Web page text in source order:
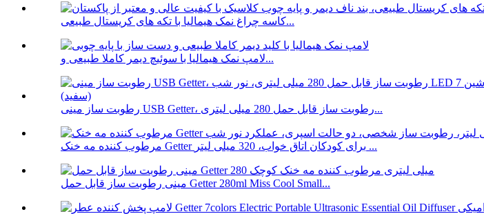
کاسه چراغ نمک هیمالیا با تکه های کریستال طبیعی...
لامپ نمک هیمالیا با سوئیچ دیمر کاملا طبیعی و...
رطوبت ساز مینی USB Getter، رطوبت ساز قابل حمل 280 میلی لیتری...
مرطوب کننده مه خنک Getter برای کودکان اتاق خواب، 320 میلی لیتر ...
مینی رطوبت ساز قابل حمل Getter 280ml Miss Cool Small...